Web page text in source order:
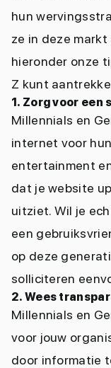
hun
ze in deze markt
hieronder onze
Z kunt
1. Zorg voor
Millennials en
internet voor
entertainment
dat je website
uitziet. Wil je
een
op deze
solliciteren
2. Wees
Millennials en
voor jouw
door informatie